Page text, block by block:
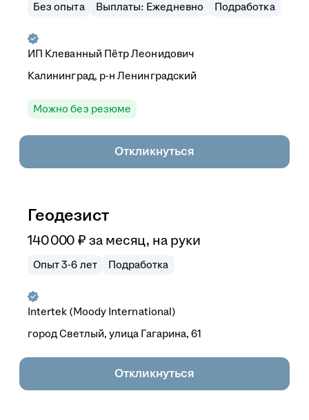
Без опыта Выплаты: Ежедневно Подработка
ИП Клеванный Пётр Леонидович
Калининград, р-н Ленинградский
Можно без резюме
Откликнуться
Геодезист
140 000 ₽ за месяц, на руки
Опыт 3-6 лет Подработка
Intertek (Moody International)
город Светлый, улица Гагарина, 61
Откликнуться